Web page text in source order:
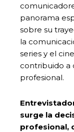
panorama
sobre su
la
series y el
contribuido a
profesional.
surge la
profesional,